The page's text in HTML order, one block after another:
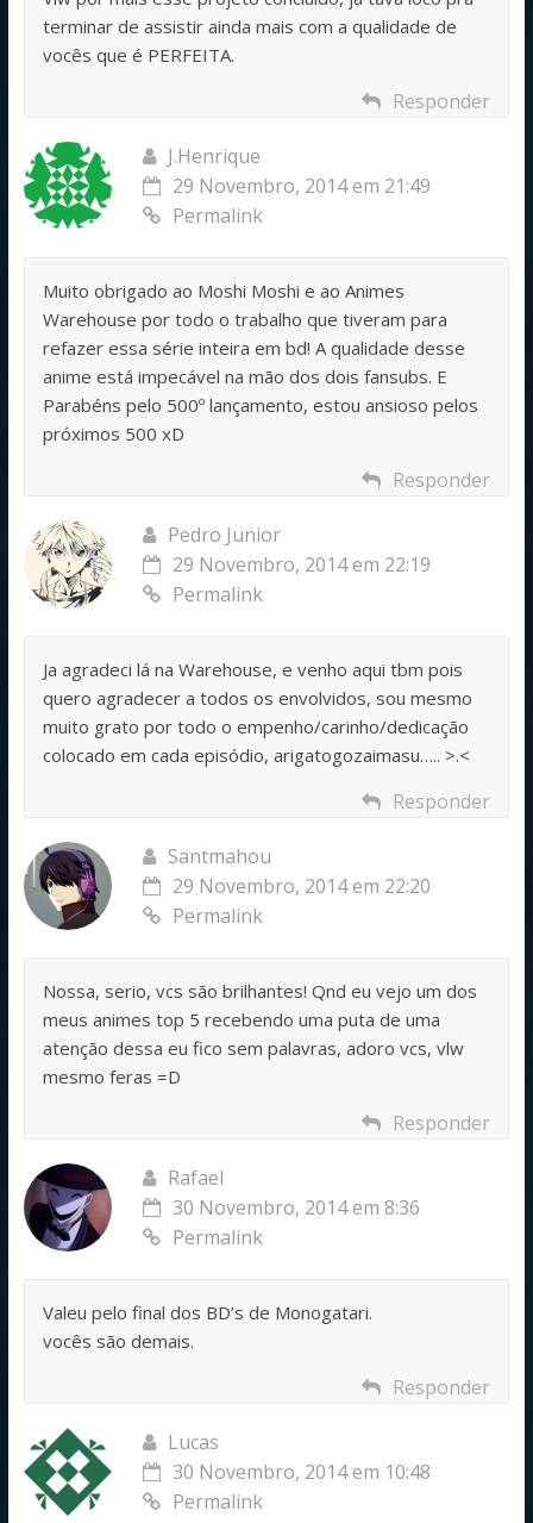
terminar de assistir ainda mais com a qualidade de
vocês que é PERFEITA.
Responder
J.Henrique
29 Novembro, 2014 em 21:49
Permalink
Muito obrigado ao Moshi Moshi e ao Animes
Warehouse por todo o trabalho que tiveram para
refazer essa série inteira em bd! A qualidade desse
anime está impecável na mão dos dois fansubs. E
Parabéns pelo 500º lançamento, estou ansioso pelos
próximos 500 xD
Responder
Pedro Junior
29 Novembro, 2014 em 22:19
Permalink
Ja agradeci lá na Warehouse, e venho aqui tbm pois
quero agradecer a todos os envolvidos, sou mesmo
muito grato por todo o empenho/carinho/dedicação
colocado em cada episódio, arigatogozaimasu….. >.<
Responder
Santmahou
29 Novembro, 2014 em 22:20
Permalink
Nossa, serio, vcs são brilhantes! Qnd eu vejo um dos
meus animes top 5 recebendo uma puta de uma
atenção dessa eu fico sem palavras, adoro vcs, vlw
mesmo feras =D
Responder
Rafael
30 Novembro, 2014 em 8:36
Permalink
Valeu pelo final dos BD’s de Monogatari.
vocês são demais.
Responder
Lucas
30 Novembro, 2014 em 10:48
Permalink